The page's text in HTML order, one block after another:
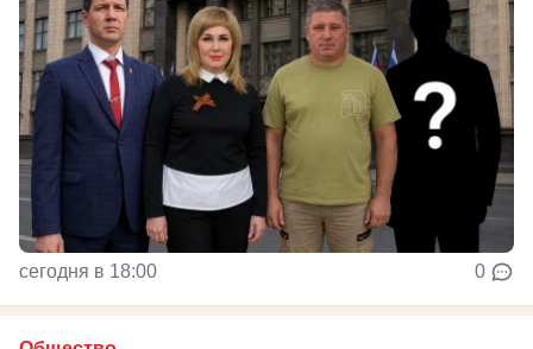
сегодня в 18:00 0